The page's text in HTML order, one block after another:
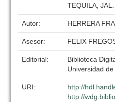
TEQUILA,
Autor: HERRERA
Asesor: FELIX
Editorial:
Biblioteca
Universidad
URI:
http://
http://